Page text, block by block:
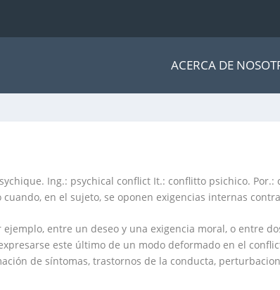
ACERCA DE
Ing.: psychical conflict It.: conflitto psichico. Por.:
en el sujeto, se oponen exigencias internas
entre un deseo y una exigencia moral, o entre
este último de un modo deformado en el
de síntomas, trastornos de la conducta,